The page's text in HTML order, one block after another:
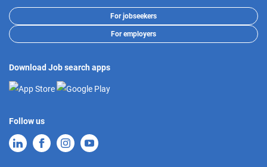
For jobseekers
For employers
Download Job search apps
Follow us